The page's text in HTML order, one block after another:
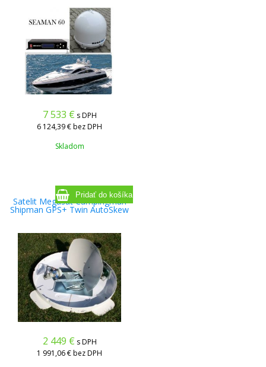
7 533 € s DPH
6 124,39 €bez DPH
Skladom
Satelit Megasat Campingman
Shipman GPS+ Twin AutoSkew
2 449 € s DPH
1 991,06 €bez DPH